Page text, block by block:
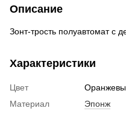
Описание
Зонт-трость полуавтомат с
Характеристики
Цвет
Материал
Эпонж